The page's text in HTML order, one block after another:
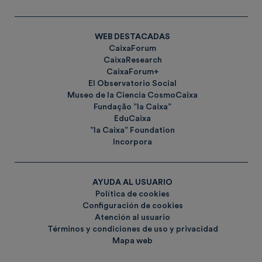
WEB DESTACADAS
CaixaForum
CaixaResearch
CaixaForum+
El Observatorio Social
Museo de la Ciencia CosmoCaixa
Fundação ”la Caixa”
EduCaixa
”la Caixa” Foundation
Incorpora
AYUDA AL USUARIO
Política de cookies
Configuración de cookies
Atención al usuario
Términos y condiciones de uso y privacidad
Mapa web